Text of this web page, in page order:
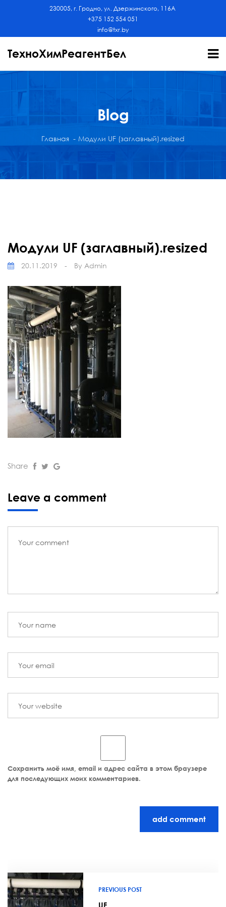
230005, г. Гродно, ул. Дзержинского, 116А
+375 152 554 051
info@txr.by
ТехноХимРеагентБел
Blog
Главная Модули UF (заглавный).resized
Модули UF (заглавный).resized
20.11.2019 - By Admin
Share
Leave a comment
Сохранить моё имя, email и адрес сайта в этом браузере
для последующих моих комментариев.
add comment
PREVIOUS POST
UF